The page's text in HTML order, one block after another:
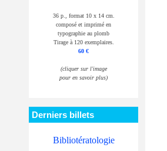
36 p., format 10 x 14 cm.
composé et imprimé en
typographie au plomb
Tirage à 120 exemplaires.
60 €
(cliquer sur l'image
pour en savoir plus)
Derniers billets
Bibliotératologie